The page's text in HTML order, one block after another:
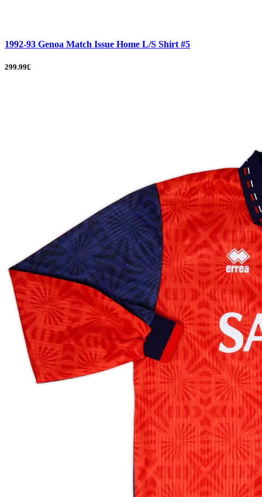
1992-93 Genoa Match Issue Home L/S Shirt #5
299.99£